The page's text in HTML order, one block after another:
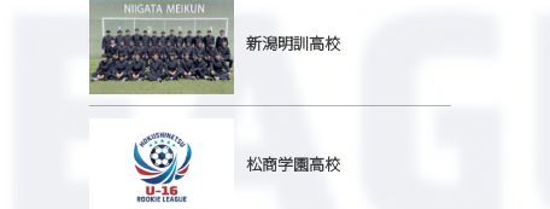
新潟明訓高校
松商学園高校